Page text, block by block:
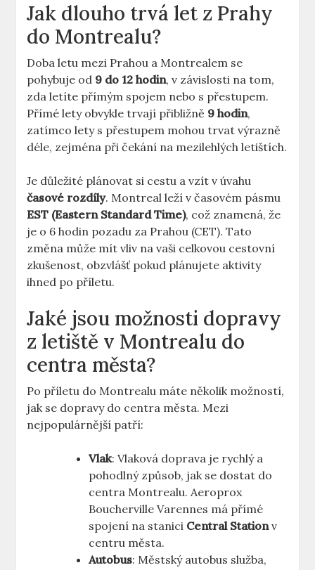
Jak dlouho trvá let z Prahy
do Montrealu?
Doba letu mezi Prahou a Montrealem se
pohybuje od 9 do 12 hodin, v závislosti na tom,
zda letíte přímým spojem nebo s přestupem.
Přímé lety obvykle trvají přibližně 9 hodin,
zatímco lety s přestupem mohou trvat výrazně
déle, zejména při čekání na mezilehlých letištích.
Je důležité plánovat si cestu a vzít v úvahu
časové rozdíly. Montreal leží v časovém pásmu
EST (Eastern Standard Time), což znamená, že
je o 6 hodin pozadu za Prahou (CET). Tato
změna může mít vliv na vaši celkovou cestovní
zkušenost, obzvlášť pokud plánujete aktivity
ihned po příletu.
Jaké jsou možnosti dopravy
z letiště v Montrealu do
centra města?
Po příletu do Montrealu máte několik možností,
jak se dopravy do centra města. Mezi
nejpopulárnější patří:
Vlak: Vlaková doprava je rychlý a
pohodlný způsob, jak se dostat do
centra Montrealu. Aeroprox
Boucherville Varennes má přímé
spojení na stanici Central Stationv
centru města.
Autobus: Městský autobus služba,